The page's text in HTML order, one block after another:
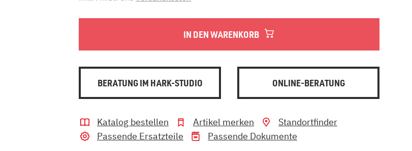
IN DEN WARENKORB
BERATUNG IM HARK-STUDIO ONLINE-BERATUNG
Katalog bestellen Artikel merken
Standortfinder
Passende Ersatzteile
Passende Dokumente